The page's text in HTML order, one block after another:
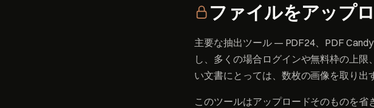
ファイルをアップ
主要な抽出ツール — PDF24、PDF
し、多くの場合ログインや無料枠の上
い文書にとっては、数枚の画像を取り出
このツールはアップロードそのものを